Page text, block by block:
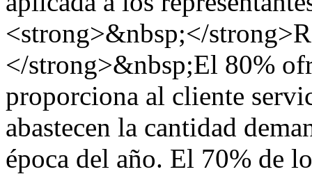
<strong>&nbsp;</
</strong>&nbsp;El 80%
proporciona al cliente
abastecen la cantidad
época del año. El 70% de